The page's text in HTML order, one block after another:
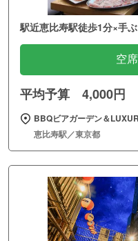
駅近恵比寿駅徒歩1分×手
空
平均予算 4,000円
BBQビアガーデン＆
恵比寿駅／東京都